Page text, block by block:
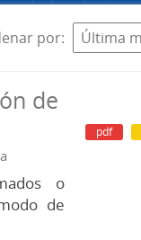
por
de
o
de
pdf